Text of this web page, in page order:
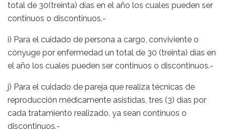
total de 30(treinta) días en el año los cuales pueden ser
continuos o discontinuos.-
i) Para el cuidado de persona a cargo, conviviente o
cónyuge por enfermedad un total de 30 (treinta) días en
el año los cuales pueden ser continuos o discontinuos.-
j) Para el cuidado de pareja que realiza técnicas de
reproducción médicamente asistidas, tres (3) días por
cada tratamiento realizado, ya sean continuos o
discontinuos.-